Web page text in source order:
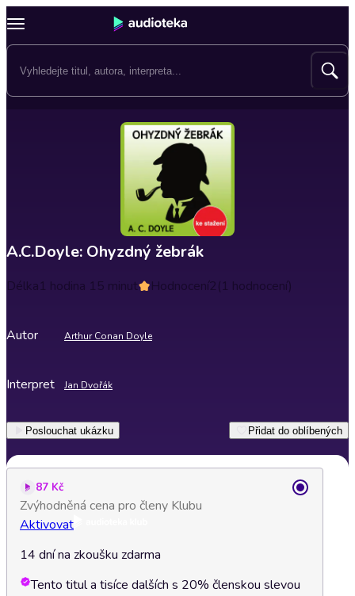
A.C.Doyle: Ohyzdný žebrák
Délka1 hodina 15 minut Hodnocení2(1 hodnocení)
Autor Arthur Conan Doyle
Interpret Jan Dvořák
Poslouchat ukázku Přidat do oblíbených
87 Kč
Zvýhodněná cena pro členy Klubu
Aktivovat
14 dní na zkoušku zdarma
Tento titul a tisíce dalších s 20% členskou slevou